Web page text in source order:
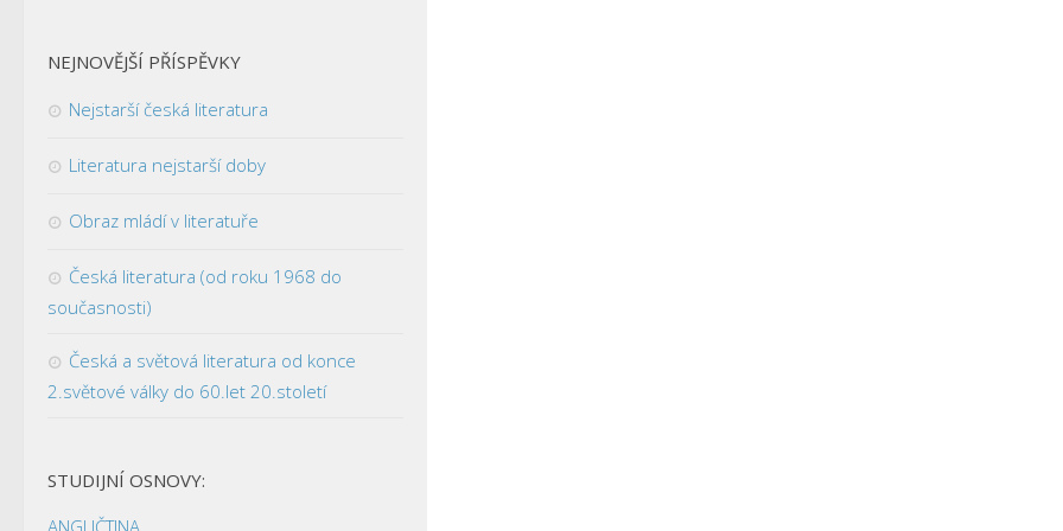
NEJNOVĚJŠÍ PŘÍSPĚVKY
Nejstarší česká literatura
Literatura nejstarší doby
Obraz mládí v literatuře
Česká literatura (od roku 1968 do
současnosti)
Česká a světová literatura od konce
2.světové války do 60.let 20.století
STUDIJNÍ OSNOVY:
ANGLIČTINA